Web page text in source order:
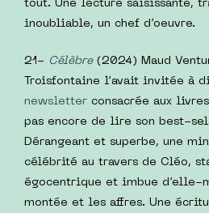
tout. Une lecture saisissante,
inoubliable, un chef d’oeuvre.
21- Célèbre(2024) Maud
Troisfontaine l’avait invitée à
newsletter consacrée aux
pas encore de lire son best-
Dérangeant et superbe, une
célébrité au travers de Cléo,
égocentrique et imbue d’elle-
montée et les affres. Une